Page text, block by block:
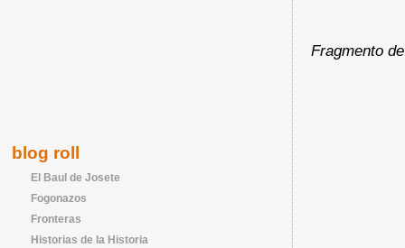
Fragmento
blog roll
El Baul de Josete
Fogonazos
Fronteras
Historias de la Historia